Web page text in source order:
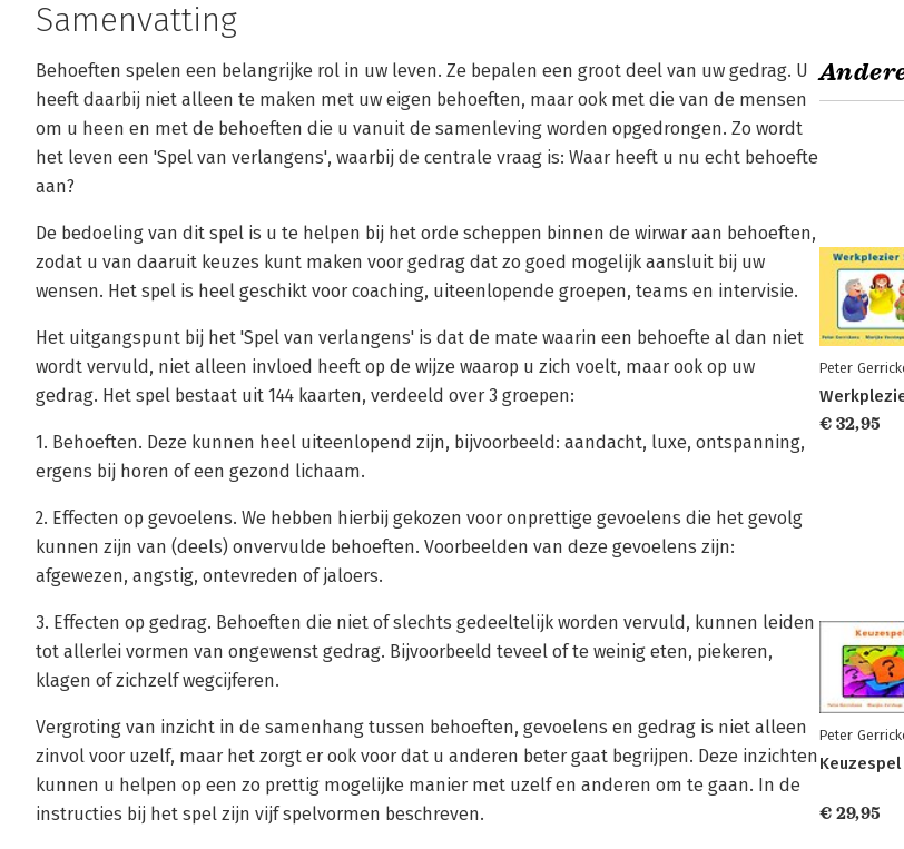
Samenvatting
Behoeften spelen een belangrijke rol in uw leven. Ze bepalen een groot deel van uw gedrag. U
heeft daarbij niet alleen te maken met uw eigen behoeften, maar ook met die van de mensen
om u heen en met de behoeften die u vanuit de samenleving worden opgedrongen. Zo wordt
het leven een 'Spel van verlangens', waarbij de centrale vraag is: Waar heeft u nu echt behoefte
aan?
De bedoeling van dit spel is u te helpen bij het orde scheppen binnen de wirwar aan behoeften,
zodat u van daaruit keuzes kunt maken voor gedrag dat zo goed mogelijk aansluit bij uw
wensen. Het spel is heel geschikt voor coaching, uiteenlopende groepen, teams en intervisie.
Het uitgangspunt bij het 'Spel van verlangens' is dat de mate waarin een behoefte al dan niet
wordt vervuld, niet alleen invloed heeft op de wijze waarop u zich voelt, maar ook op uw
gedrag. Het spel bestaat uit 144 kaarten, verdeeld over 3 groepen:
1. Behoeften. Deze kunnen heel uiteenlopend zijn, bijvoorbeeld: aandacht, luxe, ontspanning,
ergens bij horen of een gezond lichaam.
2. Effecten op gevoelens. We hebben hierbij gekozen voor onprettige gevoelens die het gevolg
kunnen zijn van (deels) onvervulde behoeften. Voorbeelden van deze gevoelens zijn:
afgewezen, angstig, ontevreden of jaloers.
3. Effecten op gedrag. Behoeften die niet of slechts gedeeltelijk worden vervuld, kunnen leiden
tot allerlei vormen van ongewenst gedrag. Bijvoorbeeld teveel of te weinig eten, piekeren,
klagen of zichzelf wegcijferen.
Vergroting van inzicht in de samenhang tussen behoeften, gevoelens en gedrag is niet alleen
zinvol voor uzelf, maar het zorgt er ook voor dat u anderen beter gaat begrijpen. Deze inzichten
kunnen u helpen op een zo prettig mogelijke manier met uzelf en anderen om te gaan. In de
instructies bij het spel zijn vijf spelvormen beschreven.
Peter
€ 32,95
Peter
Keuzespel
€ 29,95